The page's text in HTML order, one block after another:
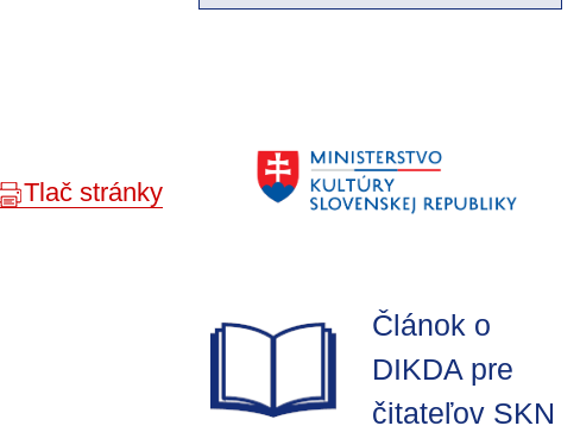
Tlač stránky
Článok o
DIKDA pre
čitateľov SKN